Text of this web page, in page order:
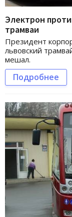
Электрон
трамваи
Президент
львовский
мешал.
Подробнее